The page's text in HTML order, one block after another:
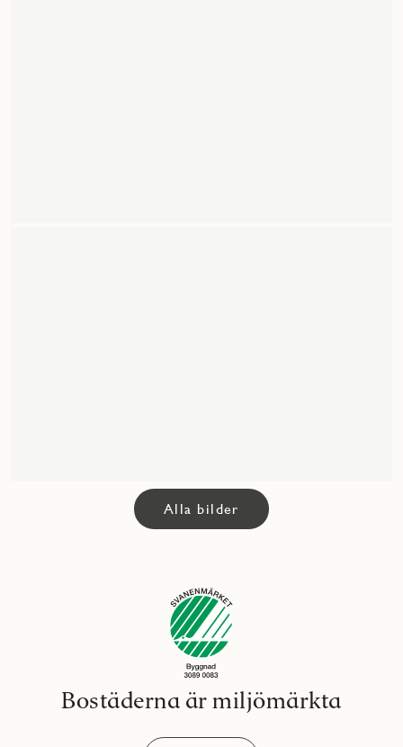
Alla bilder
Bostäderna är miljömärkta